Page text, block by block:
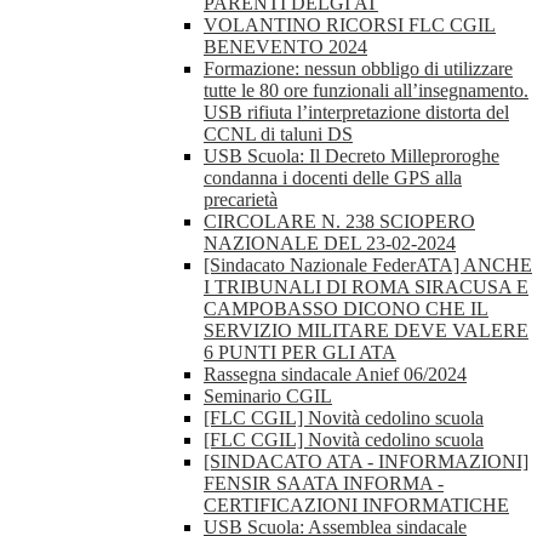
VOLANTINO RICORSI FLC CGIL
BENEVENTO 2024
Formazione: nessun obbligo di utilizzare
tutte le 80 ore funzionali all’insegnamento.
USB rifiuta l’interpretazione distorta del
CCNL di taluni DS
USB Scuola: Il Decreto Milleproroghe
condanna i docenti delle GPS alla
precarietà
CIRCOLARE N. 238 SCIOPERO
NAZIONALE DEL 23-02-2024
[Sindacato Nazionale FederATA] ANCHE
I TRIBUNALI DI ROMA SIRACUSA E
CAMPOBASSO DICONO CHE IL
SERVIZIO MILITARE DEVE VALERE
6 PUNTI PER GLI ATA
Rassegna sindacale Anief 06/2024
Seminario CGIL
[FLC CGIL] Novità cedolino scuola
[FLC CGIL] Novità cedolino scuola
[SINDACATO ATA - INFORMAZIONI]
FENSIR SAATA INFORMA -
CERTIFICAZIONI INFORMATICHE
USB Scuola: Assemblea sindacale